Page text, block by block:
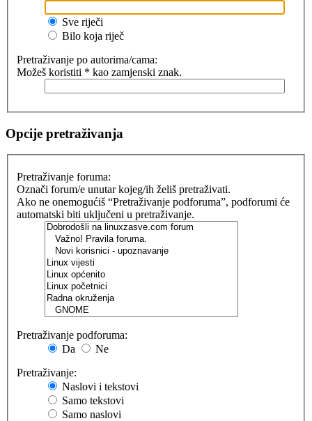
Sve riječi
Bilo koja riječ
Pretraživanje po autorima/cama:
Možeš koristiti * kao zamjenski znak.
Opcije pretraživanja
Pretraživanje foruma:
Označi forum/e unutar kojeg/ih želiš pretraživati.
Ako ne onemogućiš “Pretraživanje podforuma”, podforumi će
automatski biti uključeni u pretraživanje.
Pretraživanje podforuma:
Da
Ne
Pretraživanje:
Naslovi i tekstovi
Samo tekstovi
Samo naslovi